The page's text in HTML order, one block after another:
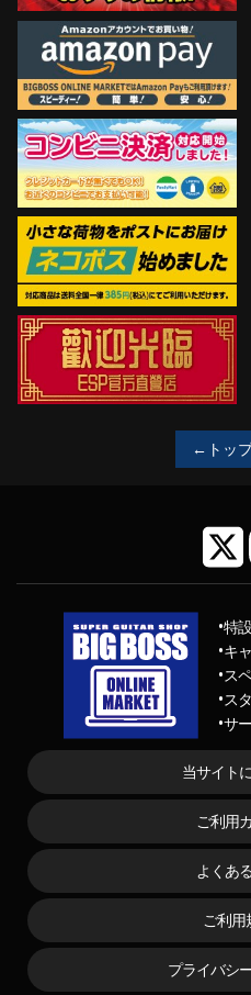
←トッ
特
キ
ス
ス
サ
当サイト
ご利用
よくあ
ご利用
プライバシ